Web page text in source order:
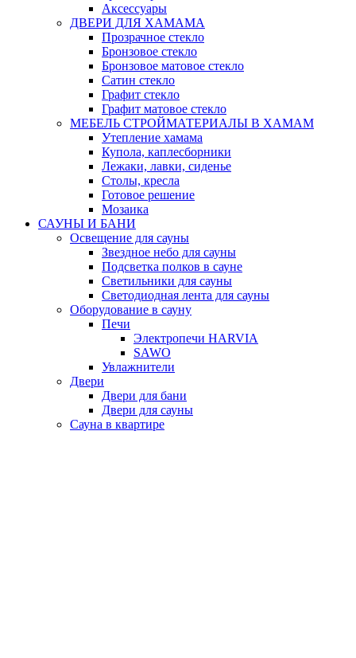
Аксессуары
ДВЕРИ ДЛЯ ХАМАМА
Прозрачное стекло
Бронзовое стекло
Бронзовое матовое стекло
Сатин стекло
Графит стекло
Графит матовое стекло
МЕБЕЛЬ СТРОЙМАТЕРИАЛЫ В ХАМАМ
Утепление хамама
Купола, каплесборники
Лежаки, лавки, сиденье
Столы, кресла
Готовое решение
Мозаика
САУНЫ И БАНИ
Освещение для сауны
Звездное небо для сауны
Подсветка полков в сауне
Светильники для сауны
Светодиодная лента для сауны
Оборудование в сауну
Печи
Электропечи HARVIA
SAWO
Увлажнители
Двери
Двери для бани
Двери для сауны
Сауна в квартире